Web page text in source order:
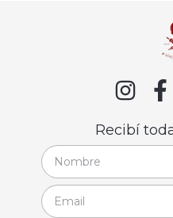
Recibí